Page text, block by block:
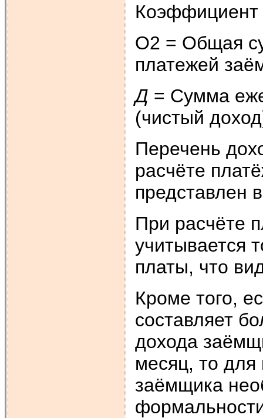
О2 = Общая
платежей
Д = Сумма
(чистый
Перечень
расчёте
представлен
При расчёте
учитывается
платы, что
Кроме того,
составляет
дохода
месяц, то для
заёмщика